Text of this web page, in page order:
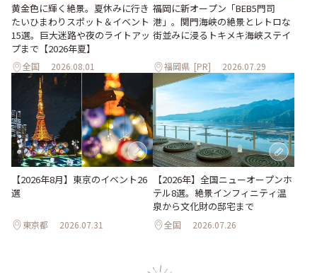
黄金色に輝く絶景。夏休みに行き
たいひまわりスポット＆イベント
15選。巨大迷路や夜のライトアッ
プまで【2026年夏】
全国 2026.08.01
福岡に新オープン「BEB5門司
港」。関門海峡の絶景とレトロな
街並みに浸るトキメキ海峡ステイ
福岡県 [PR] 2026.07.29
【2026年8月】東京のイベント26
選
東京都 2026.07.31
【2026年】全国ニューオープンホ
テル8選。絶景インフィニティ温
泉から文化財の邸宅まで
全国 2026.07.26